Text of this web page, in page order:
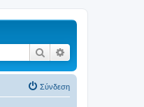
Αναζήτηση
Σύνδεση